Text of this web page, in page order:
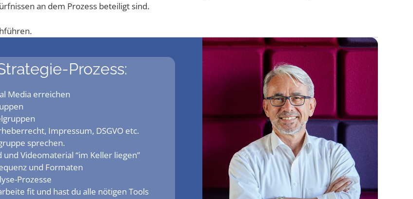
an dem Pro­zess betei­ligt sind.
Prozess:
Media erreichen
Impres­sum, DSGVO etc.
sprechen.
Video­ma­te­ri­al “im Kel­ler liegen”
und Formaten
Prozesse
fit und hast du alle nöti­gen Tools